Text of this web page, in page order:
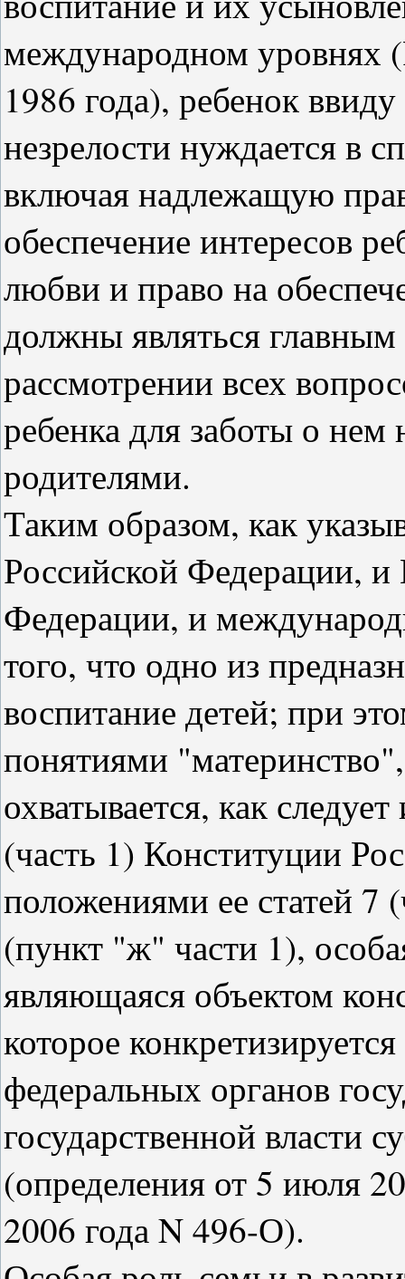
международном уровнях
1986 года), ребенок
незрелости нуждается в
включая надлежащую
обеспечение интересов
любви и право на
должны являться
рассмотрении всех
ребенка для заботы о нем
родителями.
Таким образом, как
Российской Федерации,
Федерации, и
того, что одно из
воспитание детей; при
понятиями
охватывается, как
(часть 1) Конституции
положениями ее статей 7
(пункт "ж" части 1),
являющаяся объектом
которое
федеральных органов
государственной власти
(определения от 5 июля
2006 года N 496-О).